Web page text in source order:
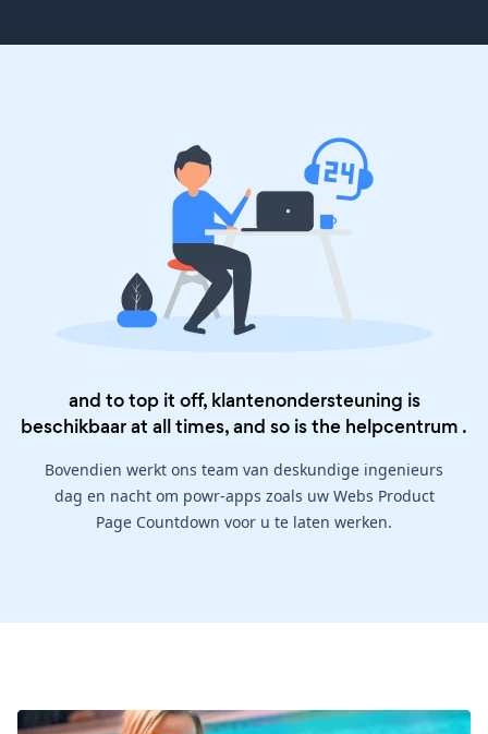
and to top it off, klantenondersteuning is
beschikbaar at all times, and so is the helpcentrum .
Bovendien werkt ons team van deskundige ingenieurs
dag en nacht om powr-apps zoals uw Webs Product
Page Countdown voor u te laten werken.